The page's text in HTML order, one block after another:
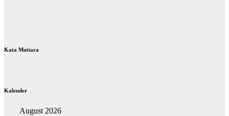
Kata Mutiara
Kalender
August 2026